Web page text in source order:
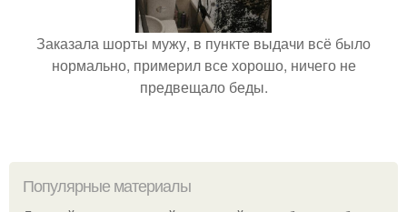
Заказала шорты мужу, в пункте выдачи всё было
нормально, примерил все хорошо, ничего не
предвещало беды.
Популярные материалы